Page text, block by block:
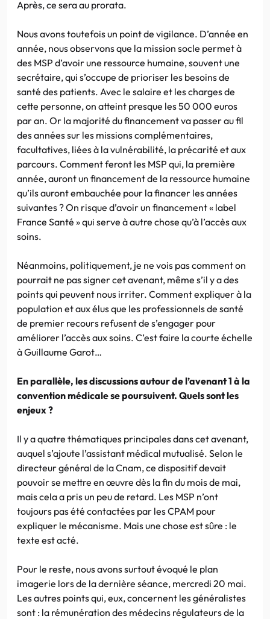
Après, ce sera au prorata.
Nous avons toutefois un point de vigilance. D’année en
année, nous observons que la mission socle permet à
des MSP d’avoir une ressource humaine, souvent une
secrétaire, qui s’occupe de prioriser les besoins de
santé des patients. Avec le salaire et les charges de
cette personne, on atteint presque les 50 000 euros
par an. Or la majorité du financement va passer au fil
des années sur les missions complémentaires,
facultatives, liées à la vulnérabilité, la précarité et aux
parcours. Comment feront les MSP qui, la première
année, auront un financement de la ressource humaine
qu’ils auront embauchée pour la financer les années
suivantes ? On risque d’avoir un financement « label
France Santé » qui serve à autre chose qu’à l’accès aux
soins.
Néanmoins, politiquement, je ne vois pas comment on
pourrait ne pas signer cet avenant, même s’il y a des
points qui peuvent nous irriter. Comment expliquer à la
population et aux élus que les professionnels de santé
de premier recours refusent de s’engager pour
améliorer l’accès aux soins. C’est faire la courte échelle
à Guillaume Garot…
En parallèle, les discussions autour de l’avenant 1 à la
convention médicale se poursuivent. Quels sont les
enjeux ?
Il y a quatre thématiques principales dans cet avenant,
auquel s’ajoute l’assistant médical mutualisé. Selon le
directeur général de la Cnam, ce dispositif devait
pouvoir se mettre en œuvre dès la fin du mois de mai,
mais cela a pris un peu de retard. Les MSP n’ont
toujours pas été contactées par les CPAM pour
expliquer le mécanisme. Mais une chose est sûre : le
texte est acté.
Pour le reste, nous avons surtout évoqué le plan
imagerie lors de la dernière séance, mercredi 20 mai.
Les autres points qui, eux, concernent les généralistes
sont : la rémunération des médecins régulateurs de la